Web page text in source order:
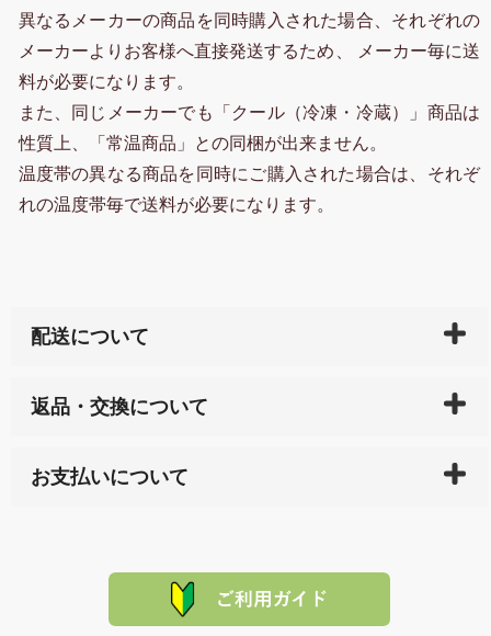
異なるメーカーの商品を同時購入された場合、それぞれの
メーカーよりお客様へ直接発送するため、 メーカー毎に送
料が必要になります。
また、同じメーカーでも「クール（冷凍・冷蔵）」商品は
性質上、「常温商品」との同梱が出来ません。
温度帯の異なる商品を同時にご購入された場合は、それぞ
れの温度帯毎で送料が必要になります。
配送について
天ペイ」の方はご注文受付後）、 長崎県下全域に点在
サイト内で購入された商品の送料は、こちらの
全国送
れの生産メーカーからお客様の元へ直送いたしますの
で、 それぞれ個別に送料が必要になります。
返品・交換について
または配送途中の 事故などで不都合が生じている場合
品代金を返金いたします。）
その際は誠に申し訳ありませんが、当協会までご注文
お支払いについて
た場合、お客様からの ご入金を確認した後で、商品を